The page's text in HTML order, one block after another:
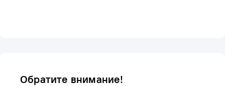
Обратите внимание!